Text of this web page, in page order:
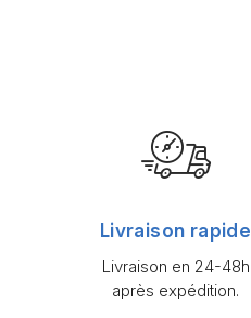
Livraison rapide
Livraison en 24-48h
après expédition.